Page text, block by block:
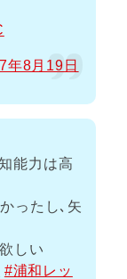
年8月19日
能力は高
ったし､矢
しい
#浦和レッ